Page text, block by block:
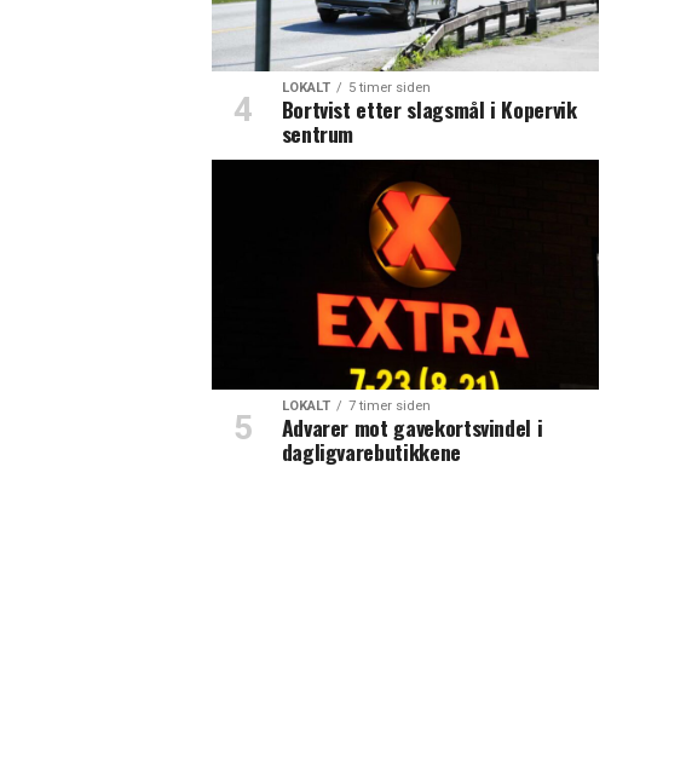
LOKALT 5 timer siden
Bortvist etter slagsmål i Kopervik
sentrum
LOKALT 7 timer siden
Advarer mot gavekortsvindel i
dagligvarebutikkene